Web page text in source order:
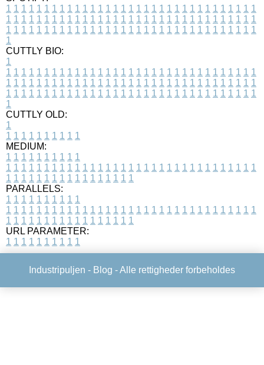
1 1 1 1 1 1 1 1 1 1 1 1 1 1 1 1 1 1 1 1 1 1 1 1 1 1 1 1 1 1 1 1 1
1 1 1 1 1 1 1 1 1 1 1 1 1 1 1 1 1 1 1 1 1 1 1 1 1 1 1 1 1 1 1 1 1
1 1 1 1 1 1 1 1 1 1 1 1 1 1 1 1 1 1 1 1 1 1 1 1 1 1 1 1 1 1 1 1 1
1
CUTTLY BIO:
1
1 1 1 1 1 1 1 1 1 1 1 1 1 1 1 1 1 1 1 1 1 1 1 1 1 1 1 1 1 1 1 1 1
1 1 1 1 1 1 1 1 1 1 1 1 1 1 1 1 1 1 1 1 1 1 1 1 1 1 1 1 1 1 1 1 1
1 1 1 1 1 1 1 1 1 1 1 1 1 1 1 1 1 1 1 1 1 1 1 1 1 1 1 1 1 1 1 1 1
1
CUTTLY OLD:
1
1 1 1 1 1 1 1 1 1 1
MEDIUM:
1 1 1 1 1 1 1 1 1 1
1 1 1 1 1 1 1 1 1 1 1 1 1 1 1 1 1 1 1 1 1 1 1 1 1 1 1 1 1 1 1 1 1
1 1 1 1 1 1 1 1 1 1 1 1 1 1 1 1 1
PARALLELS:
1 1 1 1 1 1 1 1 1 1
1 1 1 1 1 1 1 1 1 1 1 1 1 1 1 1 1 1 1 1 1 1 1 1 1 1 1 1 1 1 1 1 1
1 1 1 1 1 1 1 1 1 1 1 1 1 1 1 1 1
URL PARAMETER:
1 1 1 1 1 1 1 1 1 1
Industripuljen - Blog - Alle rettigheder forbeholdes